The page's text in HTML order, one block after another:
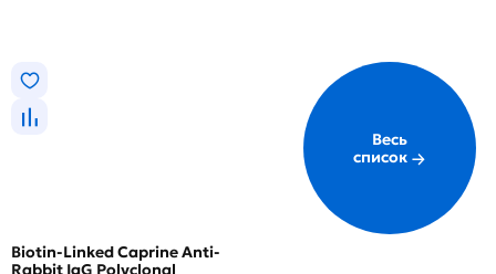
Biotin-Linked Caprine Anti-
Весь
список